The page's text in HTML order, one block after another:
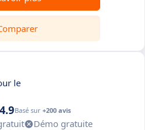
le
4.9Basé sur +200 avis
Démo gratuite